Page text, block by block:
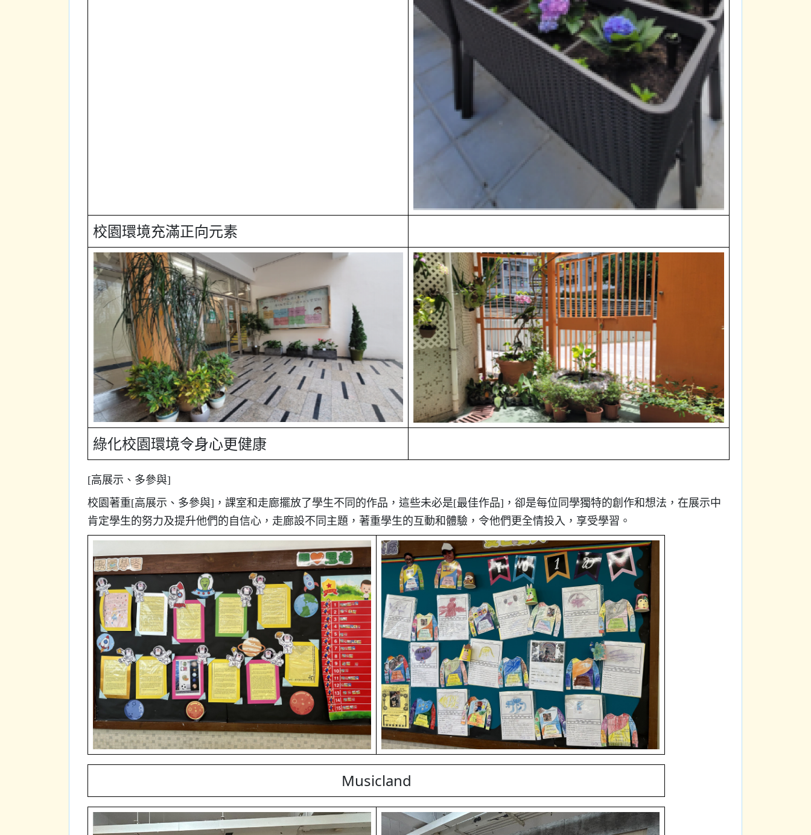
校園環境充滿正向元素
綠化校園環境令身心更健康
[高展示、多參與]
校園著重[高展示、多參與]，課室和走廊擺放了學生不同的作品，這些未必是[最佳作品]，卻是每位同學獨特的創作和想法，在展示中
肯定學生的努力及提升他們的自信心，走廊設不同主題，著重學生的互動和體驗，令他們更全情投入，享受學習。
Musicland